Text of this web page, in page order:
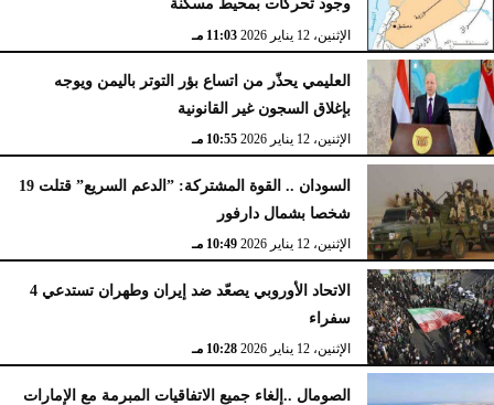
وجود تحركات بمحيط مسكنة
الإثنين، 12 يناير 2026 11:03 مـ
العليمي يحذّر من اتساع بؤر التوتر باليمن ويوجه
بإغلاق السجون غير القانونية
الإثنين، 12 يناير 2026 10:55 مـ
السودان .. القوة المشتركة: ”الدعم السريع” قتلت 19
شخصا بشمال دارفور
الإثنين، 12 يناير 2026 10:49 مـ
الاتحاد الأوروبي يصعّد ضد إيران وطهران تستدعي 4
سفراء
الإثنين، 12 يناير 2026 10:28 مـ
الصومال ..إلغاء جميع الاتفاقيات المبرمة مع الإمارات